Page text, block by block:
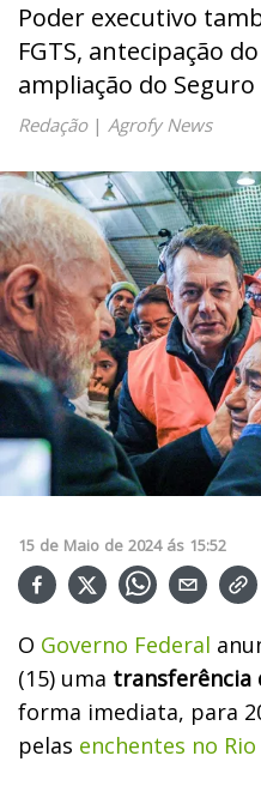
Poder executivo
FGTS, antecipação
ampliação do
Redação| Agrofy News
15 de Maio de 2024 ás 15:52
O Governo Federal
(15) uma transferência
forma imediata, para
pelas enchentes no